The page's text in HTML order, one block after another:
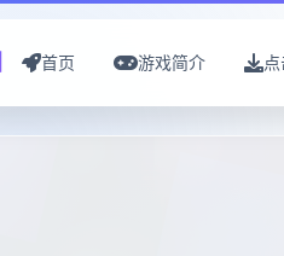
首页 游戏简介 点